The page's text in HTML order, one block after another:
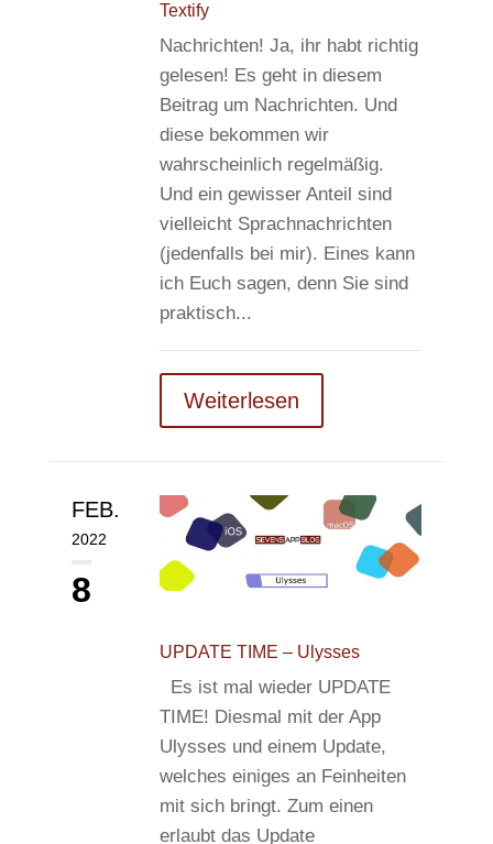
Textify
Nachrichten! Ja, ihr habt richtig
gelesen! Es geht in diesem
Beitrag um Nachrichten. Und
diese bekommen wir
wahrscheinlich regelmäßig.
Und ein gewisser Anteil sind
vielleicht Sprachnachrichten
(jedenfalls bei mir). Eines kann
ich Euch sagen, denn Sie sind
praktisch...
Weiterlesen
FEB.
2022
8
UPDATE TIME – Ulysses
Es ist mal wieder UPDATE
TIME! Diesmal mit der App
Ulysses und einem Update,
welches einiges an Feinheiten
mit sich bringt. Zum einen
erlaubt das Update